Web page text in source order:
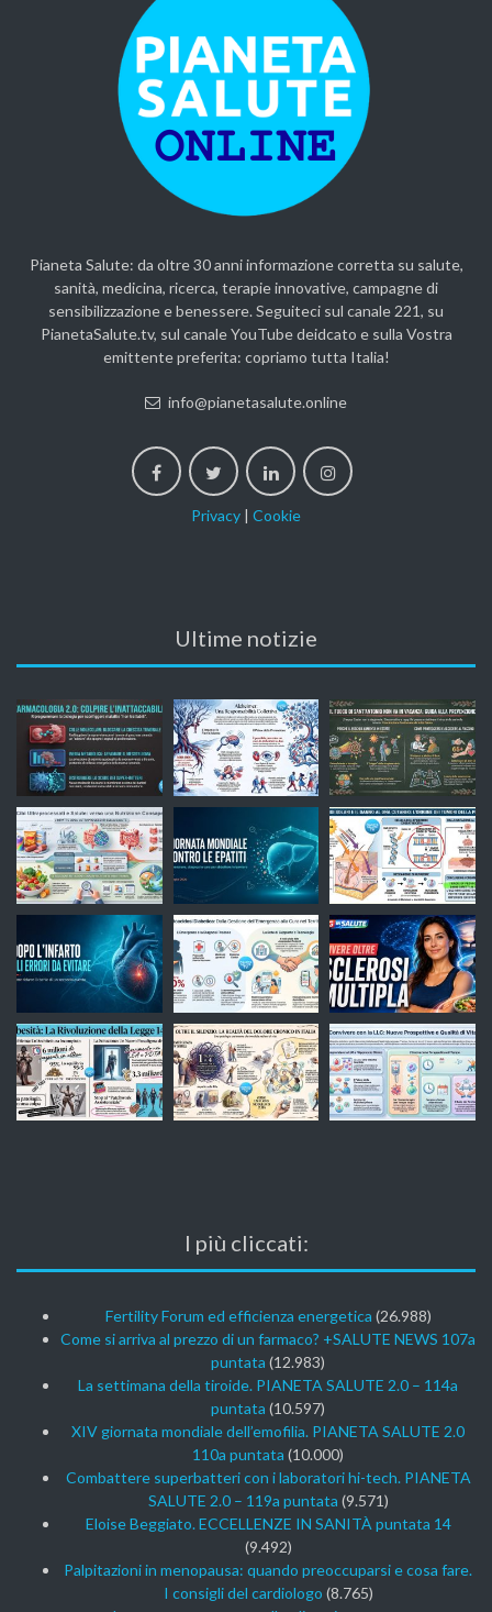
Pianeta Salute: da oltre 30 anni informazione corretta su salute,
sanità, medicina, ricerca, terapie innovative, campagne di
sensibilizzazione e benessere. Seguiteci sul canale 221, su
PianetaSalute.tv, sul canale YouTube deidcato e sulla Vostra
emittente preferita: copriamo tutta Italia!
info@pianetasalute.online
Privacy | Cookie
Ultime notizie
I più cliccati:
Fertility Forum ed efficienza energetica (26.988)
Come si arriva al prezzo di un farmaco? +SALUTE NEWS 107a
puntata (12.983)
La settimana della tiroide. PIANETA SALUTE 2.0 – 114a
puntata (10.597)
XIV giornata mondiale dell’emofilia. PIANETA SALUTE 2.0
110a puntata (10.000)
Combattere superbatteri con i laboratori hi-tech. PIANETA
SALUTE 2.0 – 119a puntata (9.571)
Eloise Beggiato. ECCELLENZE IN SANITÀ puntata 14
(9.492)
Palpitazioni in menopausa: quando preoccuparsi e cosa fare.
I consigli del cardiologo (8.765)